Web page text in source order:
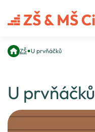
ZŠ•U prvňáčků
U prvňáčků